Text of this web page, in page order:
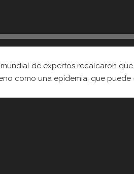
de expertos recalcaron
como una epidemia, que